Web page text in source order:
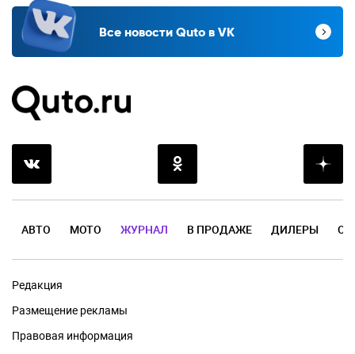
Все новости Quto в VK
АВТО МОТО ЖУРНАЛ В ПРОДАЖЕ ДИЛЕРЫ
Редакция
Размещение рекламы
Правовая информация